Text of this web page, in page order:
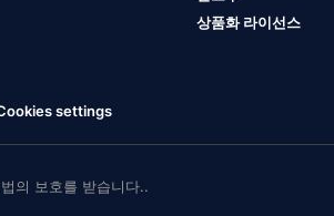
상품화 라이선스
settings
의 보호를 받습니다..